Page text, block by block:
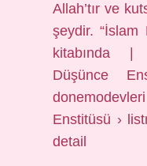
Allah’tır ve
şeydir. “İslam
kitabında |
Düşünce
Enstitüsü ›
detail